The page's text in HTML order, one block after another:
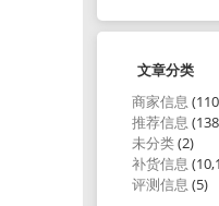
文章分类
商家信息
推荐信息
未分类(2)
补货信息
评测信息 (5)